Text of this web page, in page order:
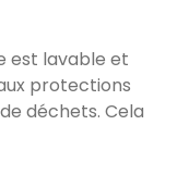
est lavable et
protections
déchets. Cela